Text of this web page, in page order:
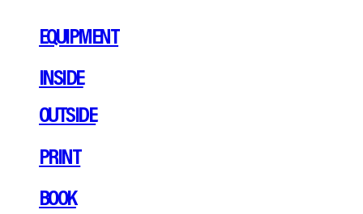
EQUIPMENT
INSIDE
OUTSIDE
PRINT
BOOK